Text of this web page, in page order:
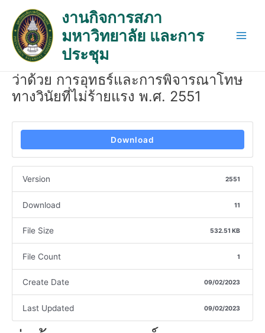
content
งานกิจการสภา
มหาวิทยาลัย และการ
ประชุม
ว่าด้วย การอุทธร์และการพิจารณาโทษ
ทางวินัยที่ไม่ร้ายแรง พ.ศ. 2551
Download
Version 2551
Download 11
File Size 532.51 KB
File Count 1
Create Date 09/02/2023
Last Updated 09/02/2023
navigation